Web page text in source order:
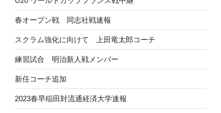
春オープン戦 同志社戦速報
スクラム強化に向けて 上田竜太郎コーチ
練習試合 明治新人戦メンバー
新任コーチ追加
2023春早稲田対流通経済大学速報